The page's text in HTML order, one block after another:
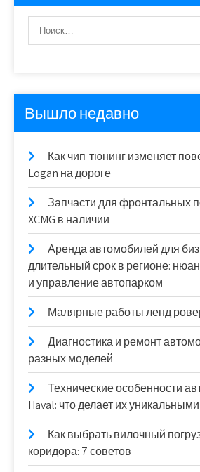
Вышло недавно
Как чип-тюнинг изменяет
Logan на дороге
Запчасти для фронтальных
XCMG в наличии
Аренда автомобилей для
длительный срок в регионе:
и управление автопарком
Малярные работы ленд
Диагностика и ремонт
разных моделей
Технические особенности
Haval: что делает их уникальными
Как выбрать вилочный
коридора: 7 советов